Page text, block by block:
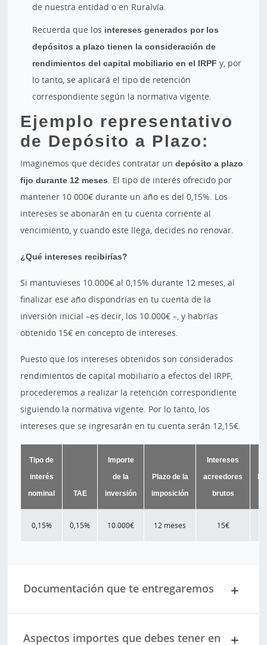
de nuestra entidad o en Ruralvía.
Recuerda que los intereses generados por los
depósitos a plazo tienen la consideración de
rendimientos del capital mobiliario en el IRPFy, por
lo tanto, se aplicará el tipo de retención
correspondiente según la normativa vigente.
Ejemplo representativo
de Depósito a Plazo:
Imaginemos que decides contratar undepósito a plazo
fijo durante 12 meses. El tipo de interés ofrecido por
mantener 10 000€ durante un año es del 0,15%. Los
intereses se abonarán en tu cuenta corriente al
vencimiento, y cuando este llega, decides no renovar.
¿Qué intereses recibirías?
Si mantuvieses 10.000€ al 0,15% durante 12 meses, al
finalizar ese año dispondrías en tu cuenta de la
inversión inicial –es decir, los 10.000€ –, y habrías
obtenido 15€ en concepto de intereses.
Puesto que los intereses obtenidos son considerados
rendimientos de capital mobiliario a efectos del IRPF,
procederemos a realizar la retención correspondiente
siguiendo la normativa vigente. Por lo tanto, los
intereses que se ingresarán en tu cuenta serán 12,15€.
Tipo de
interés
nominal
TAE
Importe
de la
inversión
Plazo de la
imposición
Intereses
acreedores
brutos
0,15% 0,15% 10.000€ 12 meses 15€
Documentación que te entregaremos
Aspectos importes que debes tener en